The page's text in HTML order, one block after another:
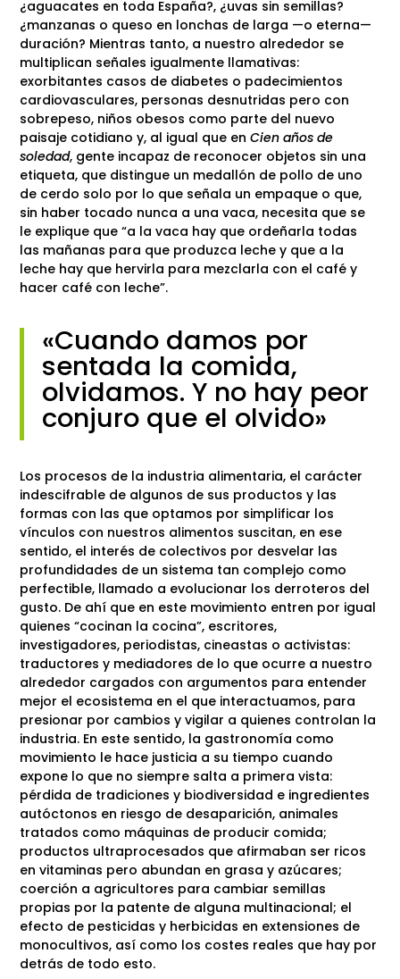
¿aguacates en toda España?, ¿uvas sin semillas?
¿manzanas o queso en lonchas de larga —o eterna—
duración? Mientras tanto, a nuestro alrededor se
multiplican señales igualmente llamativas:
exorbitantes casos de diabetes o padecimientos
cardiovasculares, personas desnutridas pero con
sobrepeso, niños obesos como parte del nuevo
paisaje cotidiano y, al igual que enCien años de
soledad, gente incapaz de reconocer objetos sin una
etiqueta, que distingue un medallón de pollo de uno
de cerdo solo por lo que señala un empaque o que,
sin haber tocado nunca a una vaca, necesita que se
le explique que “a la vaca hay que ordeñarla todas
las mañanas para que produzca leche y que a la
leche hay que hervirla para mezclarla con el café y
hacer café con leche”.
«Cuando damos por
sentada la comida,
olvidamos. Y no hay peor
conjuro que el olvido»
Los procesos de la industria alimentaria, el carácter
indescifrable de algunos de sus productos y las
formas con las que optamos por simplificar los
vínculos con nuestros alimentos suscitan, en ese
sentido, el interés de colectivos por desvelar las
profundidades de un sistema tan complejo como
perfectible, llamado a evolucionar los derroteros del
gusto. De ahí que en este movimiento entren por igual
quienes “cocinan la cocina”, escritores,
investigadores, periodistas, cineastas o activistas:
traductores y mediadores de lo que ocurre a nuestro
alrededor cargados con argumentos para entender
mejor el ecosistema en el que interactuamos, para
presionar por cambios y vigilar a quienes controlan la
industria. En este sentido, la gastronomía como
movimiento le hace justicia a su tiempo cuando
expone lo que no siempre salta a primera vista:
pérdida de tradiciones y biodiversidad e ingredientes
autóctonos en riesgo de desaparición, animales
tratados como máquinas de producir comida;
productos ultraprocesados que afirmaban ser ricos
en vitaminas pero abundan en grasa y azúcares;
coerción a agricultores para cambiar semillas
propias por la patente de alguna multinacional; el
efecto de pesticidas y herbicidas en extensiones de
monocultivos, así como los costes reales que hay por
detrás de todo esto.